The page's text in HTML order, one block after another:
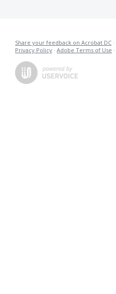
Share your feedback on Acrobat DC ·
Privacy Policy · Adobe Terms of Use ·